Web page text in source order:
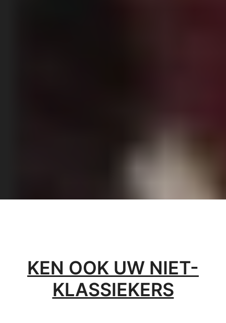
KEN OOK UW NIET-
KLASSIEKERS